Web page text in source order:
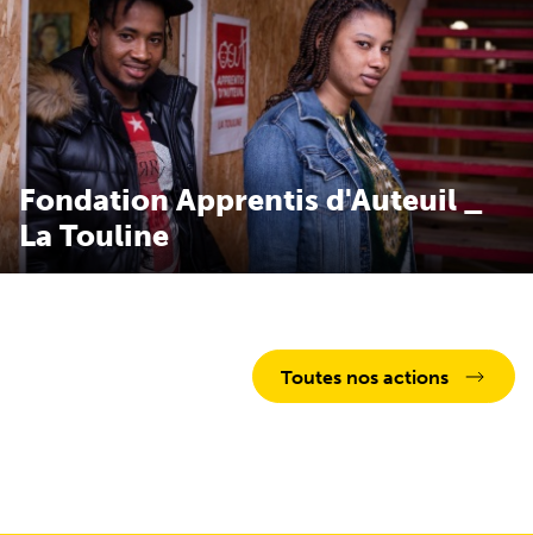
Fondation Apprentis d'Auteuil _
La Touline
Fondation Apprentis d'Auteuil _ La Touline
Toutes nos actions